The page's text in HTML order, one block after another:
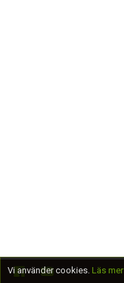
Vi använder cookies. Läs mer